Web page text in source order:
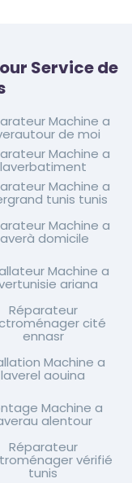
Service de
Machine a
de moi
Machine a
laverbatiment
Machine a
tunis tunis
Machine a
domicile
Machine a
ariana
Réparateur
cité
ennasr
Machine a
laverel aouina
Machine a
alentour
Réparateur
vérifié
tunis